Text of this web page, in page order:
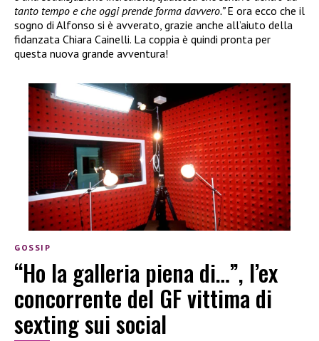
tanto tempo e che oggi prende forma davvero.”E ora ecco che il
sogno di Alfonso si è avverato, grazie anche all’aiuto della
fidanzata Chiara Cainelli. La coppia è quindi pronta per
questa nuova grande avventura!
GOSSIP
“Ho la galleria piena di…”, l’ex
concorrente del GF vittima di
sexting sui social